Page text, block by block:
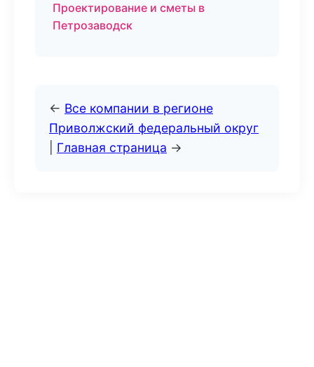
Проектирование и сметы в
Петрозаводск
← Все компании в регионе
Приволжский федеральный округ
Главная страница →